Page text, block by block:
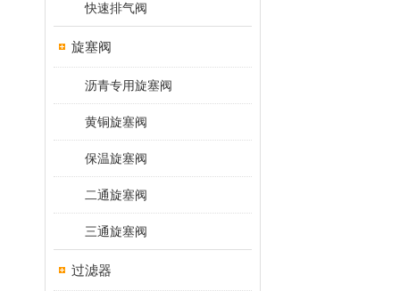
快速排气阀
旋塞阀
沥青专用旋塞阀
黄铜旋塞阀
保温旋塞阀
二通旋塞阀
三通旋塞阀
过滤器